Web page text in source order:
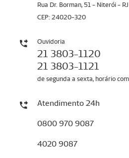
Rua Dr. Borman, 51 - Niterói - RJ
CEP: 24020-320
Ouvidoria
21 3803-1120
21 3803-1121
de segunda a sexta, horário
Atendimento 24h
0800 970 9087
4020 9087